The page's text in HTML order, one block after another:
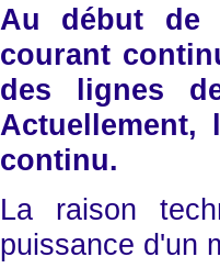
Au début de
courant
des lignes
continu.
La raison
puissance d'un